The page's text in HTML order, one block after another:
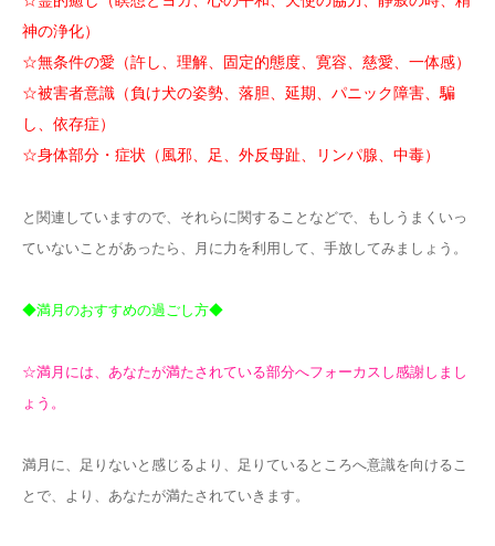
神の浄化）
☆無条件の愛（許し、理解、固定的態度、寛容、慈愛、一体感）
☆被害者意識（負け犬の姿勢、落胆、延期、パニック障害、騙
し、依存症）
☆身体部分・症状（風邪、足、外反母趾、リンパ腺、中毒）
と関連していますので、それらに関することなどで、もしうまくいっ
ていないことがあったら、月に力を利用して、手放してみましょう。
◆満月のおすすめの過ごし方◆
☆満月には、あなたが満たされている部分へフォーカスし感謝しまし
ょう。
満月に、足りないと感じるより、足りているところへ意識を向けるこ
とで、より、あなたが満たされていきます。